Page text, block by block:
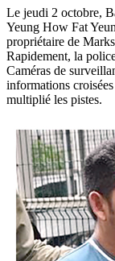
Le jeudi 2 octobre,
Yeung How Fat
propriétaire de
Rapidement, la
Caméras de
informations
multiplié les pistes.